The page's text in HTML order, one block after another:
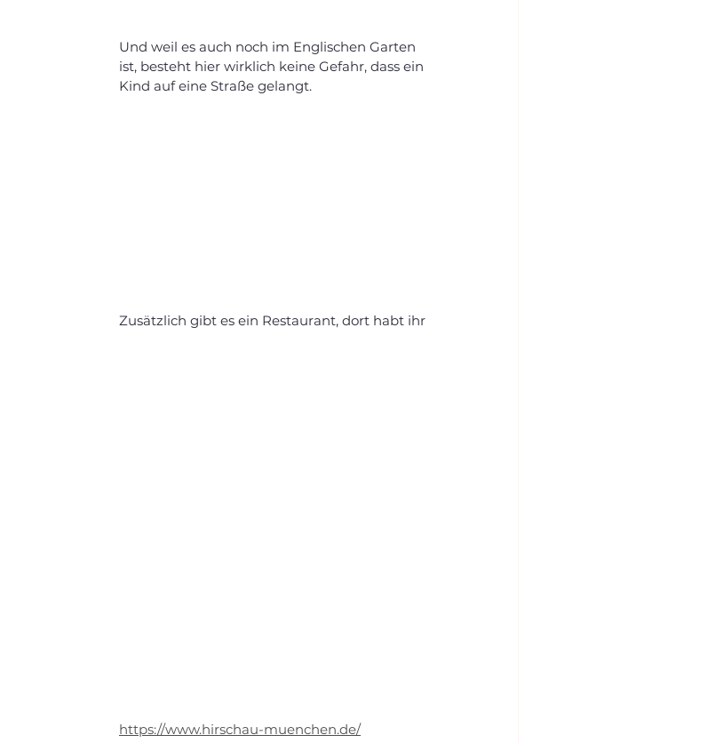
Und weil es auch noch im Englischen Garten
ist, besteht hier wirklich keine Gefahr, dass ein
Kind auf eine Straße gelangt.
Zusätzlich gibt es ein Restaurant, dort habt ihr
https://www.hirschau-muenchen.de/